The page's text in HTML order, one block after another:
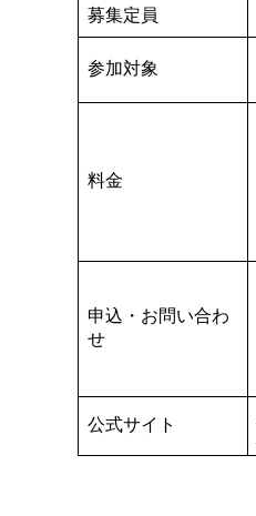
募集定員
参加対象
料金
申込・お問い合わ
せ
公式サイト